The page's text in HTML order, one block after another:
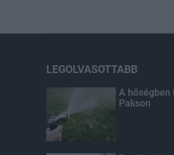
LEGOLVASOTTABB
A hőségben
Pakson